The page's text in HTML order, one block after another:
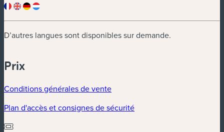
D’autres langues sont disponibles sur demande.
Prix
Conditions générales de vente
Plan d'accès et consignes de sécurité